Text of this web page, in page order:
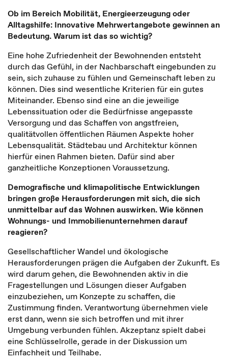
Ob im Bereich Mobilität, Energieerzeugung oder
Alltagshilfe: Innovative Mehrwertangebote gewinnen an
Bedeutung. Warum ist das so wichtig?
Eine hohe Zufriedenheit der Bewohnenden entsteht
durch das Gefühl, in der Nachbarschaft eingebunden zu
sein, sich zuhause zu fühlen und Gemeinschaft leben zu
können. Dies sind wesentliche Kriterien für ein gutes
Miteinander. Ebenso sind eine an die jeweilige
Lebenssituation oder die Bedürfnisse angepasste
Versorgung und das Schaffen von angstfreien,
qualitätvollen öffentlichen Räumen Aspekte hoher
Lebensqualität. Städtebau und Architektur können
hierfür einen Rahmen bieten. Dafür sind aber
ganzheitliche Konzeptionen Voraussetzung.
Demografische und klimapolitische Entwicklungen
bringen große Herausforderungen mit sich, die sich
unmittelbar auf das Wohnen auswirken. Wie können
Wohnungs- und Immobilienunternehmen darauf
reagieren?
Gesellschaftlicher Wandel und ökologische
Herausforderungen prägen die Aufgaben der Zukunft. Es
wird darum gehen, die Bewohnenden aktiv in die
Fragestellungen und Lösungen dieser Aufgaben
einzubeziehen, um Konzepte zu schaffen, die
Zustimmung finden. Verantwortung übernehmen viele
erst dann, wenn sie sich betroffen und mit ihrer
Umgebung verbunden fühlen. Akzeptanz spielt dabei
eine Schlüsselrolle, gerade in der Diskussion um
Einfachheit und Teilhabe.